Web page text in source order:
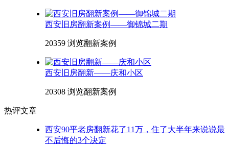
西安旧房翻新案例——御锦城二期
20359 浏览翻新案例
西安旧房翻新——庆和小区
20308 浏览翻新案例
热评文章
西安90平老房翻新花了11万，住了大半年来说说最
不后悔的3个决定